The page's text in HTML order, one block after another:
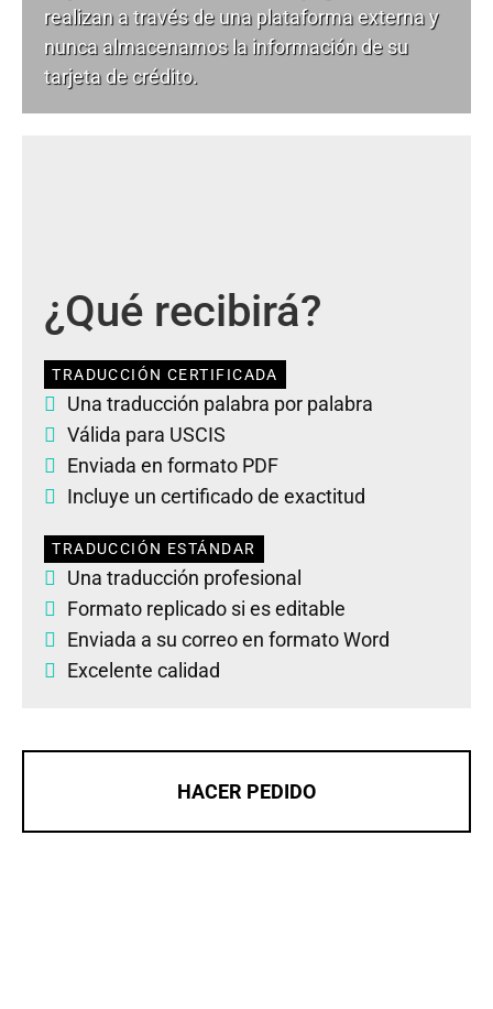
realizan a través de una plataforma externa y
nunca almacenamos la información de su
tarjeta de crédito.
¿Qué recibirá?
TRADUCCIÓN CERTIFICADA
Una traducción palabra por palabra
Válida para USCIS
Enviada en formato PDF
Incluye un certificado de exactitud
TRADUCCIÓN ESTÁNDAR
Una traducción profesional
Formato replicado si es editable
Enviada a su correo en formato Word
Excelente calidad
HACER PEDIDO